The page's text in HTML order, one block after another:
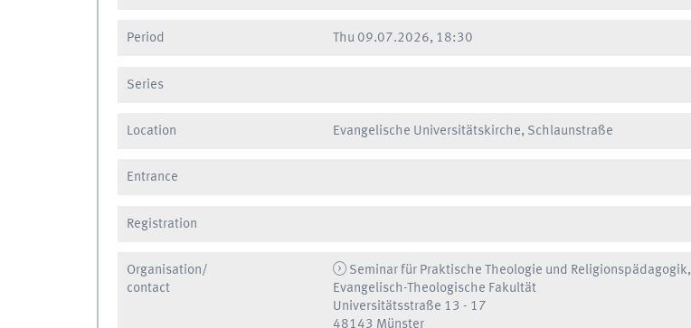
Period Thu 09.07.2026, 18:30
Series
Location Evangelische Universitätskirche, Schlaunstraße
Entrance
Registration
Organisation/
contact
Seminar für Praktische Theologie und Religionspädagogik,
Evangelisch-Theologische Fakultät
Universitätsstraße 13 - 17
48143 Münster